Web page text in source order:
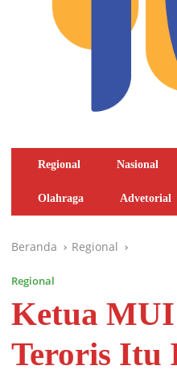
Regional Nasional
Olahraga Advetorial
Beranda Regional
Regional
Ketua MUI
Teroris Itu